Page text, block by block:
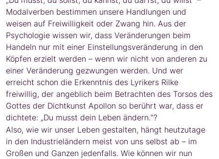
Modalverben bestimmen unsere Handlungen und
weisen auf Freiwilligkeit oder Zwang hin. Aus der
Psychologie wissen wir, dass Veränderungen beim
Handeln nur mit einer Einstellungsveränderung in den
Köpfen erzielt werden – wenn wir nicht von anderen zu
einer Veränderung gezwungen werden. Und wer
erreicht schon die Erkenntnis des Lyrikers Rilke
freiwillig, der angeblich beim Betrachten des Torsos des
Gottes der Dichtkunst Apollon so berührt war, dass er
dichtete: „Du musst dein Leben ändern.“?
Also, wie wir unser Leben gestalten, hängt heutzutage
in den Industrieländern meist von uns selbst ab – im
Großen und Ganzen jedenfalls. Wie können wir nun